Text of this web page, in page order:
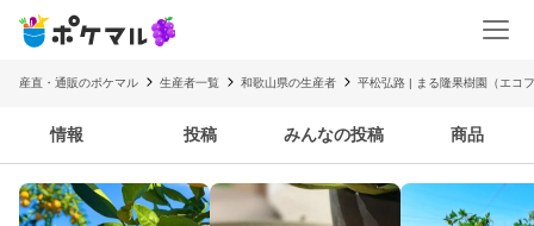
産直・通販のポケマル 生産者一覧 和歌山県の生産者 平松弘路 | まる隆果樹園（エコ
情報 投稿 みんなの投稿 商品